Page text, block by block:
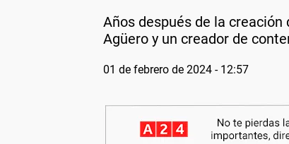
Años después de la
Agüero y un creador de
01 de febrero de 2024 - 12:57